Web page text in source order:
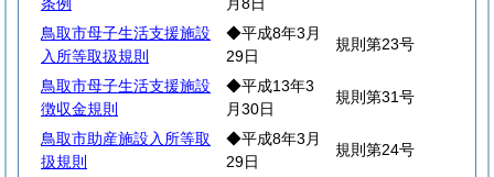
鳥取市母子生活支援施設
入所等取扱規則
◆平成8年3月
29日
規則第23号
鳥取市母子生活支援施設
徴収金規則
◆平成13年3
月30日
規則第31号
鳥取市助産施設入所等取
扱規則
◆平成8年3月
29日
規則第24号